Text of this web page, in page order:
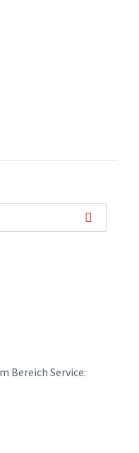
Bereich Service: